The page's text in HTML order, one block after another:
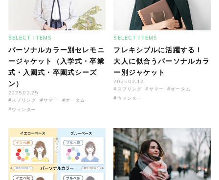
SELECT ITEMS
パーソナルカラー別セレモニ
ージャケット（入学式・卒業
式・入園式・卒園式シーズ
ン）
2025.02.25
#スプリング
#サマー
#オータム
#ウィンター
SELECT ITEMS
フレキシブルに活躍する！
大人に似合うパーソナルカラ
ー別ジャケット
2025.02.12
#スプリング
#サマー
#オータム
#ウィンター